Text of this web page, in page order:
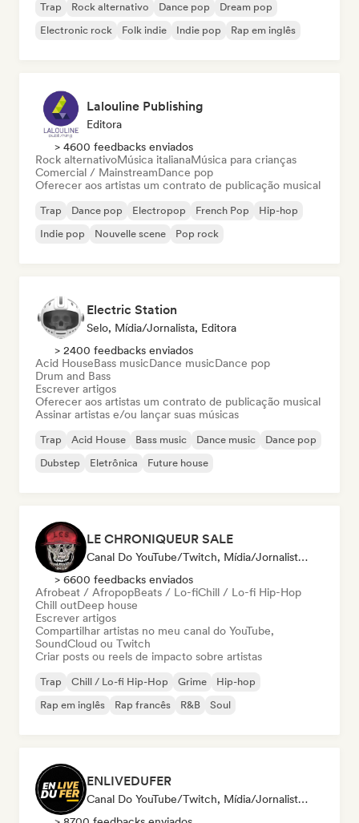
Trap Rock alternativo Dance pop
Dream pop
Electronic rock
Folk indie Indie pop Rap em inglês
Lalouline Publishing
Editora
> 4600 feedbacks enviados
Rock alternativoMúsica italianaMúsica para crianças
Comercial / MainstreamDance pop
Oferecer aos artistas um contrato de publicação musical
Trap Dance pop Electropop French Pop
Hip-hop
Indie pop
Nouvelle scene Pop rock
Electric Station
Selo, Mídia/Jornalista, Editora
> 2400 feedbacks enviados
Acid HouseBass musicDance musicDance pop
Drum and Bass
Escrever artigos
Oferecer aos artistas um contrato de publicação musical
Assinar artistas e/ou lançar suas músicas
Trap Acid House Bass music Dance music
Dance pop
Dubstep
Eletrônica Future house
LE CHRONIQUEUR SALE
Canal Do YouTube/Twitch, Mídia/Jornalista, Influenciador
> 6600 feedbacks enviados
Afrobeat / AfropopBeats / Lo-fiChill / Lo-fi Hip-Hop
Chill outDeep house
Escrever artigos
Compartilhar artistas no meu canal do YouTube,
SoundCloud ou Twitch
Criar posts ou reels de impacto sobre artistas
Trap Chill / Lo-fi Hip-Hop Grime
Hip-hop
Rap em inglês
Rap francês R&B Soul
ENLIVEDUFER
Canal Do YouTube/Twitch, Mídia/Jornalista, Influenciador